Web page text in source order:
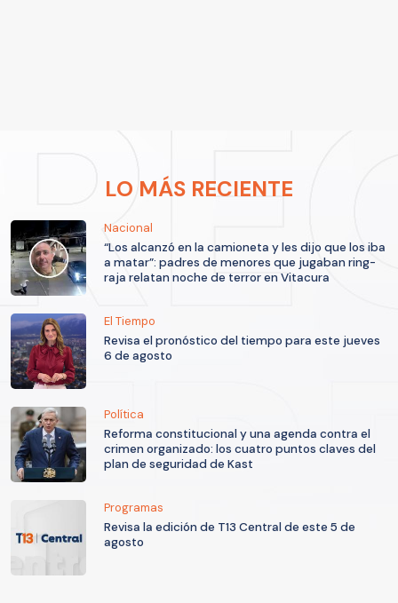
LO MÁS RECIENTE
Nacional
“Los alcanzó en la camioneta y les dijo que los iba
a matar”: padres de menores que jugaban ring-
raja relatan noche de terror en Vitacura
El Tiempo
Revisa el pronóstico del tiempo para este jueves
6 de agosto
Política
Reforma constitucional y una agenda contra el
crimen organizado: los cuatro puntos claves del
plan de seguridad de Kast
Programas
Revisa la edición de T13 Central de este 5 de
agosto